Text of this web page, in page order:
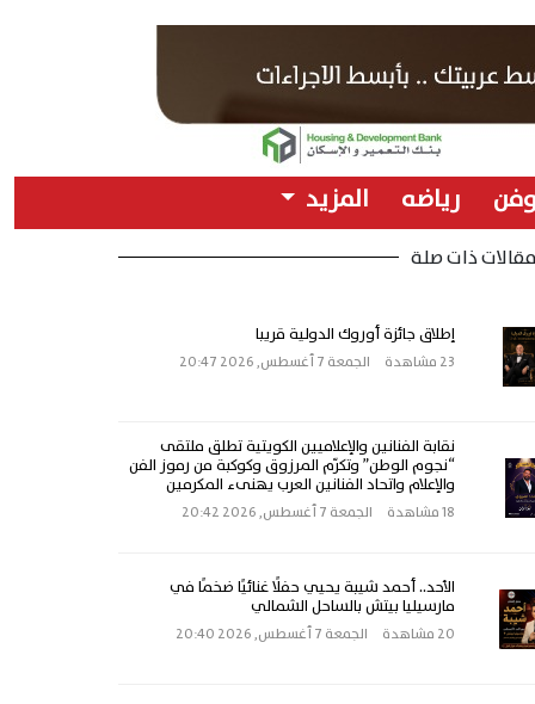
رياضه المزيد
ذات صلة
إطلاق جائزة أوروك الدولية قريبا
23 مشاهدة الجمعة 7 أغسطس, 2026 20:47
نقابة الفنانين والإعلاميين الكويتية تطلق ملتقى
“نجوم الوطن” وتكرّم المرزوق وكوكبة من رموز الفن
والإعلام واتحاد الفنانين العرب يهنىء المكرمين
18 مشاهدة الجمعة 7 أغسطس, 2026 20:42
الأحد.. أحمد شيبة يحيي حفلًا غنائيًا ضخمًا في
مارسيليا بيتش بالساحل الشمالي
20 مشاهدة الجمعة 7 أغسطس, 2026 20:40